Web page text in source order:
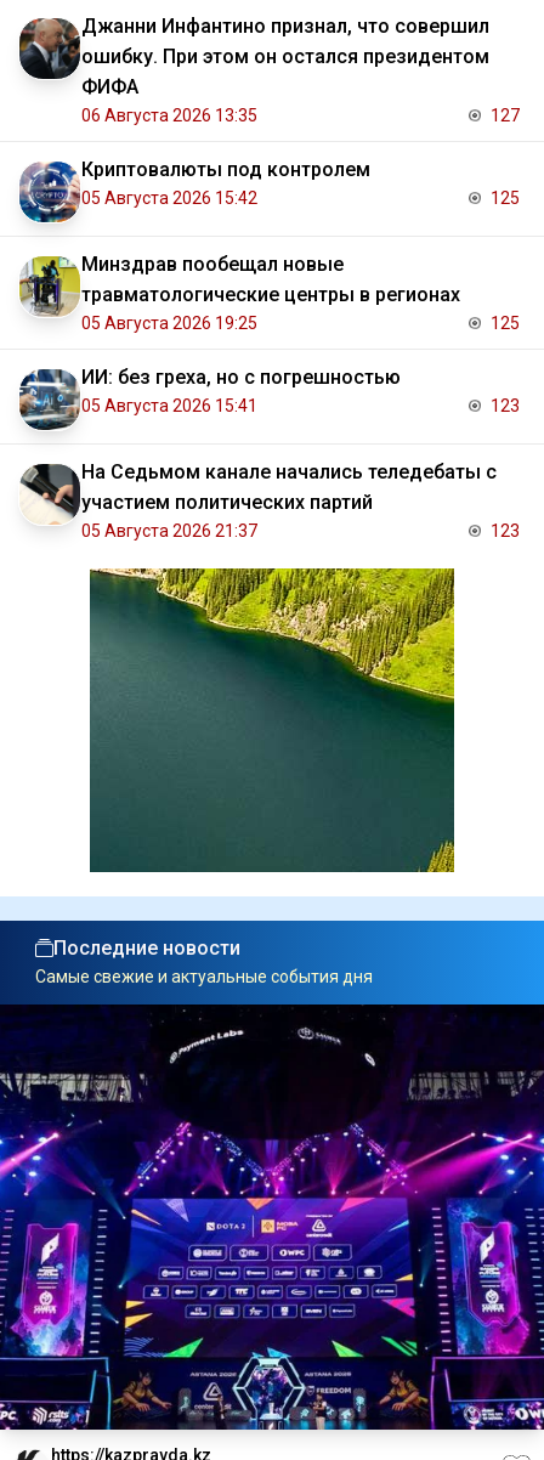
Джанни Инфантино признал, что совершил
ошибку. При этом он остался президентом
ФИФА
06 Августа 2026 13:35 127
Криптовалюты под контролем
05 Августа 2026 15:42 125
Минздрав пообещал новые
травматологические центры в регионах
05 Августа 2026 19:25 125
ИИ: без греха, но с погрешностью
05 Августа 2026 15:41 123
На Седьмом канале начались теледебаты с
участием политических партий
05 Августа 2026 21:37 123
Последние новости
Самые свежие и актуальные события дня
https://kazpravda.kz